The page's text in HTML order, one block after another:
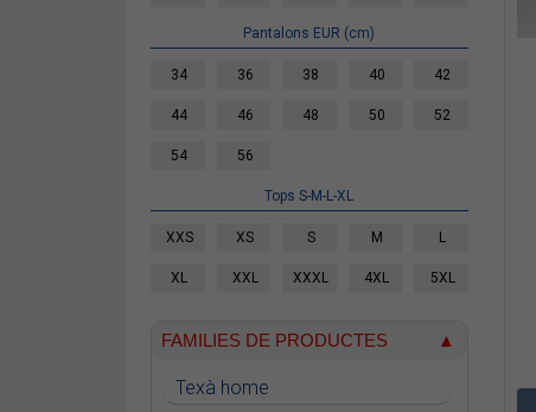
Pantalons EUR (cm)
34 36 38 40 42
44 46 48 50 52
54 56
Tops S-M-L-XL
XXS XS S M L
XL XXL XXXL 4XL 5XL
FAMILIES DE PRODUCTES
Texà home